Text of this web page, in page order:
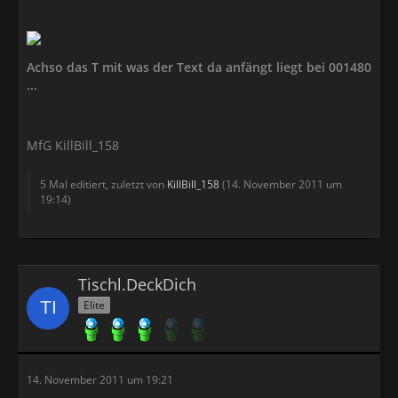
completed in August,
Achso das T mit was der Text da anfängt liegt bei 001480
...
MfG KillBill_158
5 Mal editiert, zuletzt von KillBill_158(14. November 2011 um
19:14)
Tischl.DeckDich
Elite
14. November 2011 um 19:21